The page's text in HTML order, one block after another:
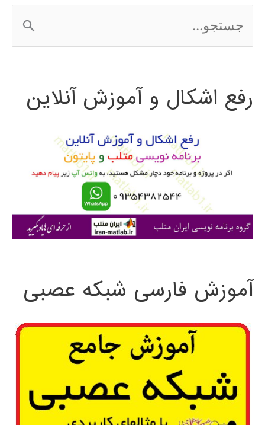
2016
س
ج
ی
رفع اشکال و آموزش آنلاین
آموزش فارسی شبکه عصبی